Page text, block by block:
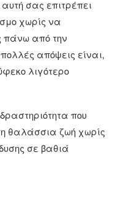
σας επιτρέπει
χωρίς να
πάνω από την
απόψεις είναι,
λιγότερο
που
θαλάσσια ζωή χωρίς
σε βαθιά